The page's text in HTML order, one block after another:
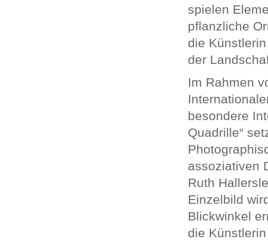
spielen
pflanzliche
die
der
Im Rahmen
besondere
Quadrille“
assoziativen
Ruth
Einzelbild
Blickwinkel
die